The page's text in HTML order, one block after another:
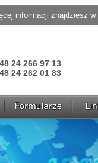
informacji znajdziesz w
24 266 97 13
24 262 01 83